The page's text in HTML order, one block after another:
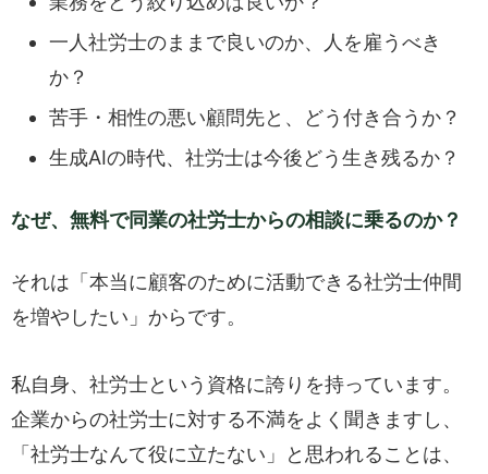
一人社労士のままで良いのか、人を雇うべき
か？
苦手・相性の悪い顧問先と、どう付き合うか？
生成AIの時代、社労士は今後どう生き残るか？
なぜ、無料で同業の社労士からの相談に乗るのか？
それは「本当に顧客のために活動できる社労士仲間
を増やしたい」からです。
私自身、社労士という資格に誇りを持っています。
企業からの社労士に対する不満をよく聞きますし、
「社労士なんて役に立たない」と思われることは、